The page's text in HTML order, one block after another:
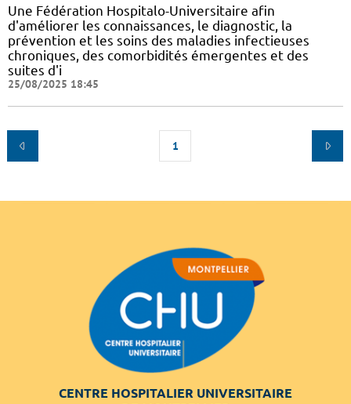
Une Fédération Hospitalo-Universitaire afin
d'améliorer les connaissances, le diagnostic, la
prévention et les soins des maladies infectieuses
chroniques, des comorbidités émergentes et des
suites d'i
25/08/2025 18:45
1
CENTRE HOSPITALIER UNIVERSITAIRE